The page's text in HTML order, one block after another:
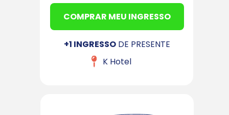
COMPRAR MEU INGRESSO
+1 INGRESSO DE PRESENTE
K Hotel